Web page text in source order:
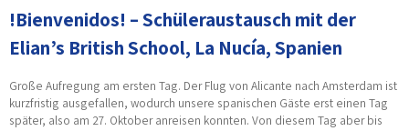
!Bienvenidos! – Schüleraustausch mit der
Elian’s British School, La Nucía, Spanien
Große Aufregung am ersten Tag. Der Flug von Alicante nach Amsterdam ist
kurzfristig ausgefallen, wodurch unsere spanischen Gäste erst einen Tag
später, also am 27. Oktober anreisen konnten. Von diesem Tag aber bis